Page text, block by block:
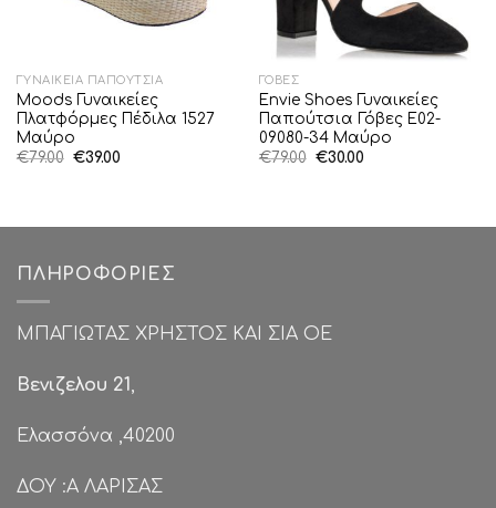
ΓΥΝΑΙΚΕΊΑ ΠΑΠΟΎΤΣΙΑ
Moods Γυναικείες
Πλατφόρμες Πέδιλα 1527
Μαύρο
€79.00 Original
€39.00Η
ΓΌΒΕΣ
Envie Shoes Γυναικείες
Παπούτσια Γόβες E02-
09080-34 Μαύρο
€79.00 Original
€30.00Η
ΠΛΗΡΟΦΟΡΊΕΣ
ΜΠΑΓΙΩΤΑΣ ΧΡΗΣΤΟΣ ΚΑΙ ΣΙΑ ΟΕ
Βενιζελου 21,
Ελασσόνα ,40200
ΔΟΥ :Α ΛΑΡΙΣΑΣ